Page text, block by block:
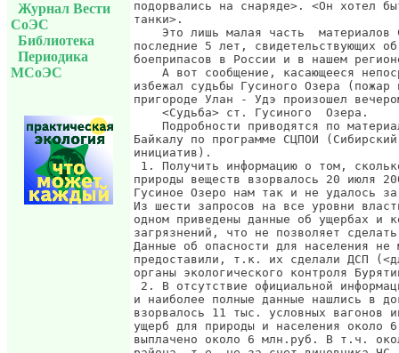
Журнал Вести
СоЭС
Библиотека
Периодика
МСоЭС
подорвались на снаряде>. <Он хотел
танки>.
Это лишь малая часть  материалов
последние 5 лет, свидетельствующих
боеприпасов в России и в нашем
А вот сообщение, касающееся
избежал судьбы Гусиного Озера
пригороде Улан - Удэ произошел
    <Судьба> ст. Гусиного  Озера.
Подробности приводятся по
Байкалу по программе СЦПОИ
инициатив).
1. Получить информацию о том,
природы веществ взорвалось 20 июля
Гусиное Озеро нам так и не удалось
Из шести запросов на все уровни
одном приведены данные об ущербах и
загрязнений, что не позволяет
Данные об опасности для населения
предоставили, т.к. их сделали ДСП
органы экологического контроля
2. В отсутствие официальной
и наиболее полные данные нашлись в
взорвалось 11 тыс. условных вагонов
ущерб для природы и населения
выплачено около 6 млн.руб. В т.ч.